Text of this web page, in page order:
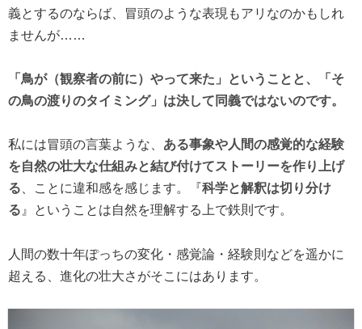
義とするのならば、冒頭のような表現もアリなのかもしれ
ませんが……
「鳥が（観察者の前に）やって来た」ということと、「そ
の鳥の渡りのタイミング」は決して同義ではないのです。
私には冒頭の言葉ような、 ある事象や人間の感覚的な経験
を自然の壮大な仕組みと結び付けてストーリーを作り上げ
る、ことに違和感を感じます。『 科学と解釈は切り分け
る』ということは自然を理解する上で鉄則です。
人間の数十年ぽっちの変化・感覚論・経験則などを遥かに
超える、進化の壮大さがそこにはあります。